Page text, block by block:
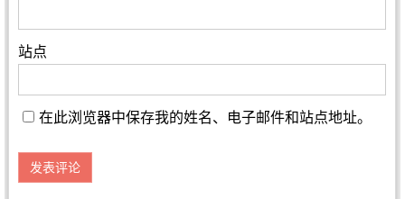
站点
在此浏览器中保存我的姓名、电子邮件和站点地址。